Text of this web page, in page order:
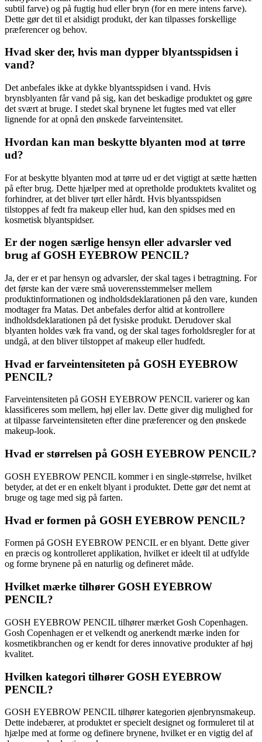
subtil farve) og på fugtig hud eller bryn (for en mere intens farve).
Dette gør det til et alsidigt produkt, der kan tilpasses forskellige
præferencer og behov.
Hvad sker der, hvis man dypper blyantsspidsen i
vand?
Det anbefales ikke at dykke blyantsspidsen i vand. Hvis
brynsblyanten får vand på sig, kan det beskadige produktet og gøre
det svært at bruge. I stedet skal brynene let fugtes med vat eller
lignende for at opnå den ønskede farveintensitet.
Hvordan kan man beskytte blyanten mod at tørre
ud?
For at beskytte blyanten mod at tørre ud er det vigtigt at sætte hætten
på efter brug. Dette hjælper med at opretholde produktets kvalitet og
forhindrer, at det bliver tørt eller hårdt. Hvis blyantsspidsen
tilstoppes af fedt fra makeup eller hud, kan den spidses med en
kosmetisk blyantspidser.
Er der nogen særlige hensyn eller advarsler ved
brug af GOSH EYEBROW PENCIL?
Ja, der er et par hensyn og advarsler, der skal tages i betragtning. For
det første kan der være små uoverensstemmelser mellem
produktinformationen og indholdsdeklarationen på den vare, kunden
modtager fra Matas. Det anbefales derfor altid at kontrollere
indholdsdeklarationen på det fysiske produkt. Derudover skal
blyanten holdes væk fra vand, og der skal tages forholdsregler for at
undgå, at den bliver tilstoppet af makeup eller hudfedt.
Hvad er farveintensiteten på GOSH EYEBROW
PENCIL?
Farveintensiteten på GOSH EYEBROW PENCIL varierer og kan
klassificeres som mellem, høj eller lav. Dette giver dig mulighed for
at tilpasse farveintensiteten efter dine præferencer og den ønskede
makeup-look.
Hvad er størrelsen på GOSH EYEBROW PENCIL?
GOSH EYEBROW PENCIL kommer i en single-størrelse, hvilket
betyder, at det er en enkelt blyant i produktet. Dette gør det nemt at
bruge og tage med sig på farten.
Hvad er formen på GOSH EYEBROW PENCIL?
Formen på GOSH EYEBROW PENCIL er en blyant. Dette giver
en præcis og kontrolleret applikation, hvilket er ideelt til at udfylde
og forme brynene på en naturlig og defineret måde.
Hvilket mærke tilhører GOSH EYEBROW
PENCIL?
GOSH EYEBROW PENCIL tilhører mærket Gosh Copenhagen.
Gosh Copenhagen er et velkendt og anerkendt mærke inden for
kosmetikbranchen og er kendt for deres innovative produkter af høj
kvalitet.
Hvilken kategori tilhører GOSH EYEBROW
PENCIL?
GOSH EYEBROW PENCIL tilhører kategorien øjenbrynsmakeup.
Dette indebærer, at produktet er specielt designet og formuleret til at
hjælpe med at forme og definere brynene, hvilket er en vigtig del af